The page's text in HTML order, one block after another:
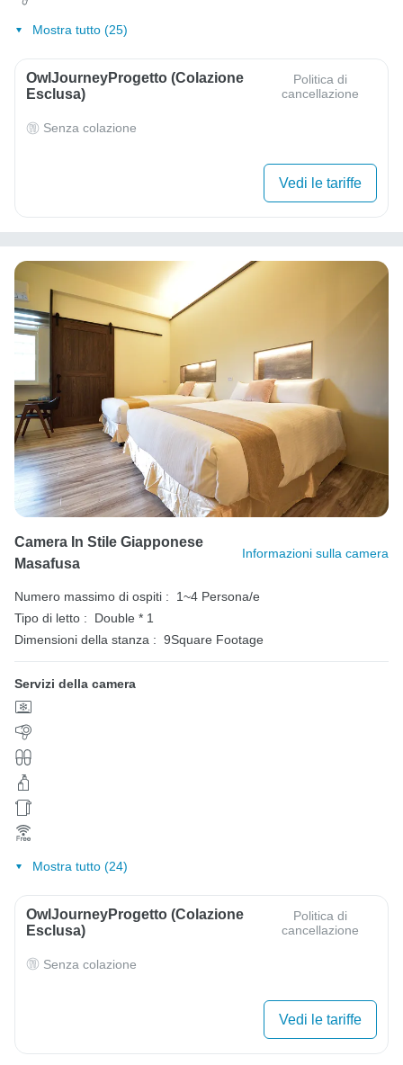
Mostra tutto (25)
OwlJourneyProgetto (colazione
Esclusa)
Politica di
cancellazione
Senza colazione
Vedi le tariffe
Camera In Stile Giapponese
Masafusa
Informazioni sulla camera
Numero massimo di ospiti :
1~4 Persona/e
Tipo di letto :
Double * 1
Dimensioni della stanza : 9Square Footage
Servizi della camera
Mostra tutto (24)
OwlJourneyProgetto (colazione
Esclusa)
Politica di
cancellazione
Senza colazione
Vedi le tariffe